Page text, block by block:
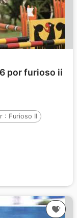
por furioso ii
: Furioso II